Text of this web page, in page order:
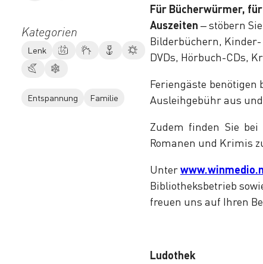
Kategorien
Lenk
Entspannung Familie
Für Bücherwürmer,
Auszeiten – stöbern
Bilderbüchern,
DVDs, Hörbuch-CDs,
Feriengäste benötigen
Ausleihgebühr aus
Zudem finden Sie
Romanen und Krimis
Unter
Bibliotheksbetrieb
freuen uns auf Ihren
Ludothek